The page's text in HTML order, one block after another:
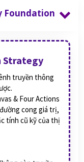
Foundation
Strategy
truyền thông
& Four Actions
cong giá trị,
tính cũ kỹ của thị